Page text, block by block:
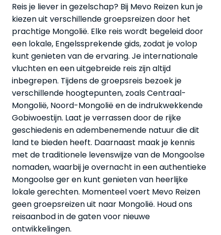
Reis je liever in gezelschap? Bij Mevo Reizen kun je
kiezen uit verschillende groepsreizen door het
prachtige Mongolië. Elke reis wordt begeleid door
een lokale, Engelssprekende gids, zodat je volop
kunt genieten van de ervaring. Je internationale
vluchten en een uitgebreide reis zijn altijd
inbegrepen. Tijdens de groepsreis bezoek je
verschillende hoogtepunten, zoals Centraal-
Mongolië, Noord-Mongolië en de indrukwekkende
Gobiwoestijn. Laat je verrassen door de rijke
geschiedenis en adembenemende natuur die dit
land te bieden heeft. Daarnaast maak je kennis
met de traditionele levenswijze van de Mongoolse
nomaden, waarbij je overnacht in een authentieke
Mongoolse ger en kunt genieten van heerlijke
lokale gerechten. Momenteel voert Mevo Reizen
geen groepsreizen uit naar Mongolië. Houd ons
reisaanbod in de gaten voor nieuwe
ontwikkelingen.